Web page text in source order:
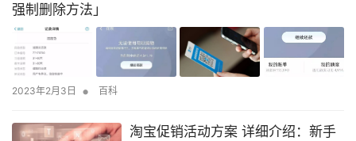
强制删除方法」
2023年2月3日 • 百科
淘宝促销活动方案 详细介绍：新手